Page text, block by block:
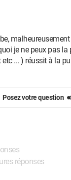
je ne peux pas
... ) réussit à la
Posez votre question
réponses